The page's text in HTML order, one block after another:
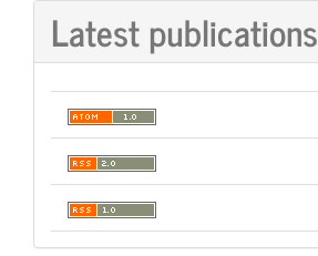
Latest publications